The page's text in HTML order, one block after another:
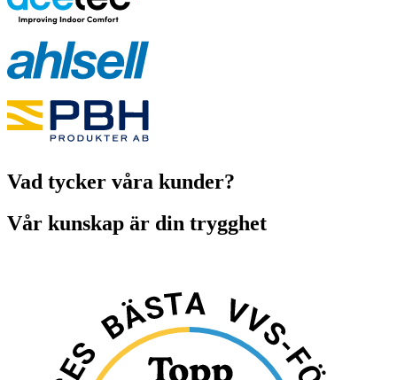
Vad tycker våra kunder?
Vår kunskap är din trygghet